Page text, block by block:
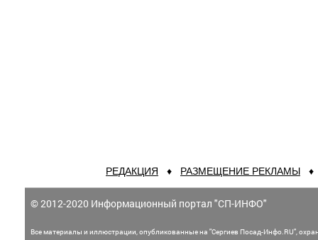
РЕДАКЦИЯ ♦ РАЗМЕЩЕНИЕ РЕКЛАМЫ
© 2012-2020 Информационный портал "СП-ИНФО"
Все материалы и иллюстрации,опубликованные на "Сергиев Посад-Инфо.RU",